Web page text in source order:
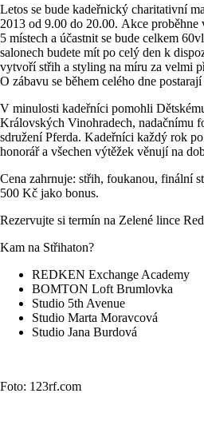
Letos se bude kadeřnický charitativní
2013 od 9.00 do 20.00. Akce proběhne
5 místech a účastnit se bude celkem
salonech budete mít po celý den k
vytvoří střih a styling na míru za velmi
O zábavu se během celého dne
V minulosti kadeřníci pomohli
Královských Vinohradech, nadačnímu
sdružení Pferda. Kadeřníci každý rok
honorář a všechen výtěžek věnují na
Cena zahrnuje: střih, foukanou, finální
500 Kč jako bonus.
Rezervujte si termín na Zelené lince
Kam na Střihaton?
REDKEN Exchange Academy
BOMTON Loft Brumlovka
Studio 5th Avenue
Studio Marta Moravcová
Studio Jana Burdová
Foto: 123rf.com